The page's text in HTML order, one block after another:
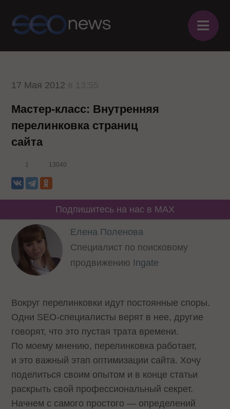
≡
17 Мая 2012
Мастер-класс: Внутренняя
перелинковка страниц
сайта
1 13040
Подпишитесь на нас в MAX
Елена Поленова
Cпециалист по поисковому
продвижению Ingate
Вокруг перелинковки идут постоянные споры.
Одни SEO-специалисты верят в нее, другие
говорят, что это пустая трата времени.
По моему мнению, перелинковка работает,
и это важный этап оптимизации сайта. Хочу
поделиться своим опытом и в конце статьи
раскрыть свой профессиональный секрет.
Начнем с самого простого — определений